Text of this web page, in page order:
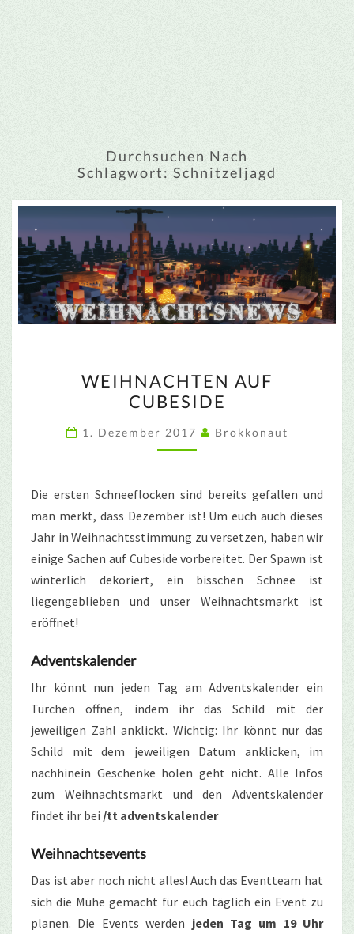
Durchsuchen Nach
Schlagwort: Schnitzeljagd
AUF
CUBESIDE
WEIHNACHTEN AUF
CUBESIDE
1. Dezember 2017 Brokkonaut
Die ersten Schneeflocken sind bereits gefallen und
man merkt, dass Dezember ist! Um euch auch dieses
Jahr in Weihnachtsstimmung zu versetzen, haben wir
einige Sachen auf Cubeside vorbereitet. Der Spawn ist
winterlich dekoriert, ein bisschen Schnee ist
liegengeblieben und unser Weihnachtsmarkt ist
eröffnet!
Adventskalender
Ihr könnt nun jeden Tag am Adventskalender ein
Türchen öffnen, indem ihr das Schild mit der
jeweiligen Zahl anklickt. Wichtig: Ihr könnt nur das
Schild mit dem jeweiligen Datum anklicken, im
nachhinein Geschenke holen geht nicht. Alle Infos
zum Weihnachtsmarkt und den Adventskalender
findet ihr bei /tt adventskalender
Weihnachtsevents
Das ist aber noch nicht alles! Auch das Eventteam hat
sich die Mühe gemacht für euch täglich ein Event zu
planen. Die Events werden jeden Tag um 19 Uhr